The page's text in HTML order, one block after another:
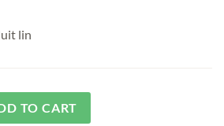
lin
TO CART